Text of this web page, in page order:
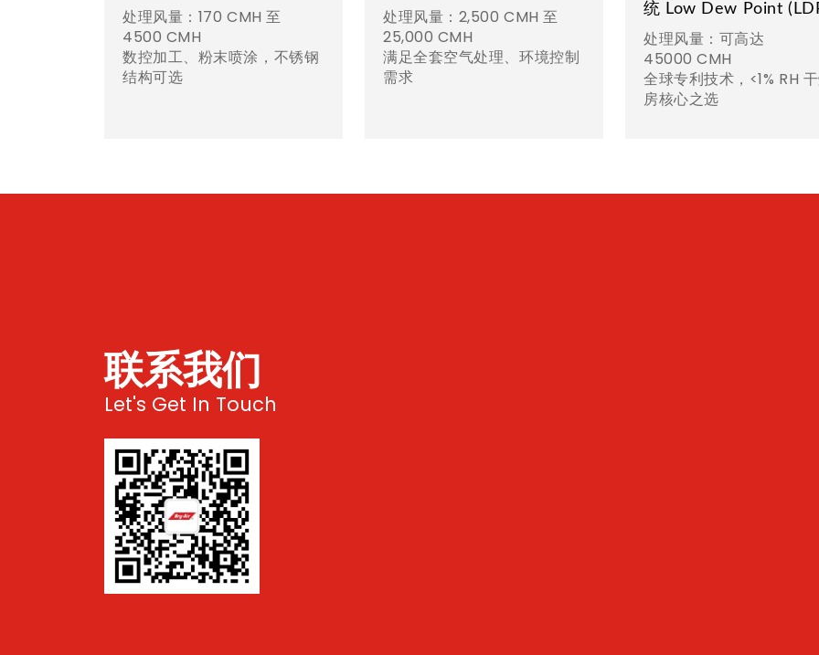
处理风量：170 CMH 至
4500 CMH
数控加工、粉末喷涂，不锈钢
结构可选
处理风量：2,500 CMH 至
25,000 CMH
满足全套空气处理、环境控制
需求
统 Low Dew Point
处理风量：可高达
45000 CMH
全球专利技术，<1% RH
房核心之选
联系我们
Let's Get In Touch